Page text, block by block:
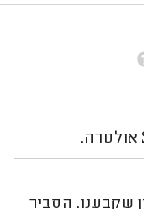
שקבענו. הסביר